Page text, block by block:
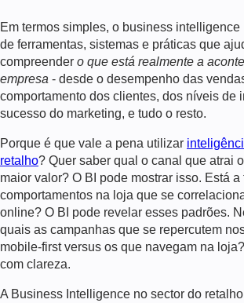
Em termos simples, o business intelligence
de ferramentas, sistemas e práticas que
compreender o que está realmente a
empresa - desde o desempenho das
comportamento dos clientes, dos níveis de
sucesso do marketing, e tudo o resto.
Porque é que vale a pena utilizar
retalho? Quer saber qual o canal que atrai
maior valor? O BI pode mostrar isso. Está
comportamentos na loja que se
online? O BI pode revelar esses padrões.
quais as campanhas que se repercutem
mobile-first versus os que navegam na
com clareza.
A Business Intelligence no sector do